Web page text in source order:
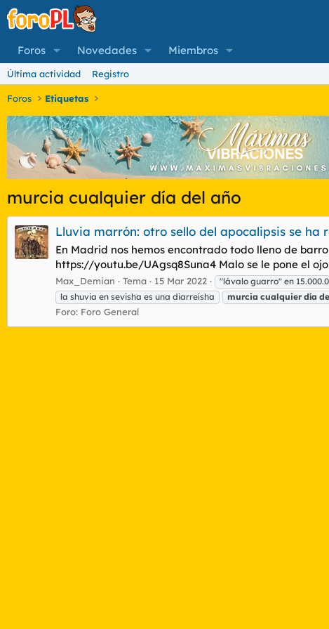
Foros Novedades Miembros
Última actividad Registro
Foros Etiquetas
murcia cualquier día del año
Lluvia marrón: otro sello del apocalipsis se ha
En Madrid nos hemos encontrado todo lleno de
https://youtu.be/UAgsq8Suna4 Malo se le pone el
Max_Demian Tema 15 Mar 2022 "lávalo guarro" en
la shuvia en sevisha es una diarreísha
murcia cualquier día
Foro: Foro General